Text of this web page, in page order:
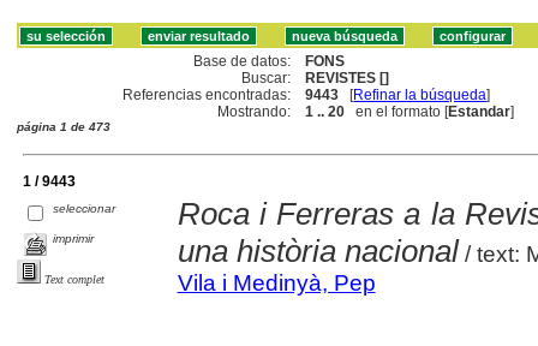
Base de datos:
FONS
Buscar:
REVISTES []
Referencias encontradas:
9443 [Refinar la búsqueda]
Mostrando:
1 .. 20 en el formato [Estandar]
página 1 de 473
1 / 9443
seleccionar
imprimir
Text complet
Roca i Ferreras a la
una història nacional/ text:
Vila i Medinyà, Pep